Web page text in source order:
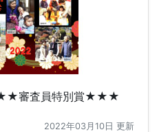
審査員特別賞★★★
2022年03月10日 更新